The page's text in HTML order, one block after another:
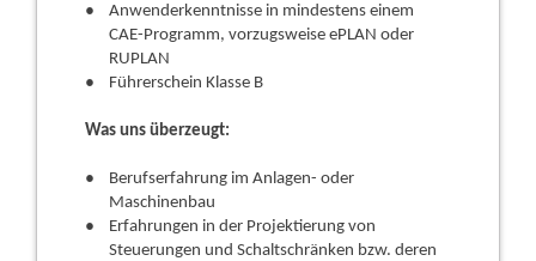
Anwenderkenntnisse in mindestens einem
CAE-Programm, vorzugsweise ePLAN oder
RUPLAN
Führerschein Klasse B
Was uns überzeugt:
Berufserfahrung im Anlagen- oder
Maschinenbau
Erfahrungen in der Projektierung von
Steuerungen und Schaltschränken bzw. deren